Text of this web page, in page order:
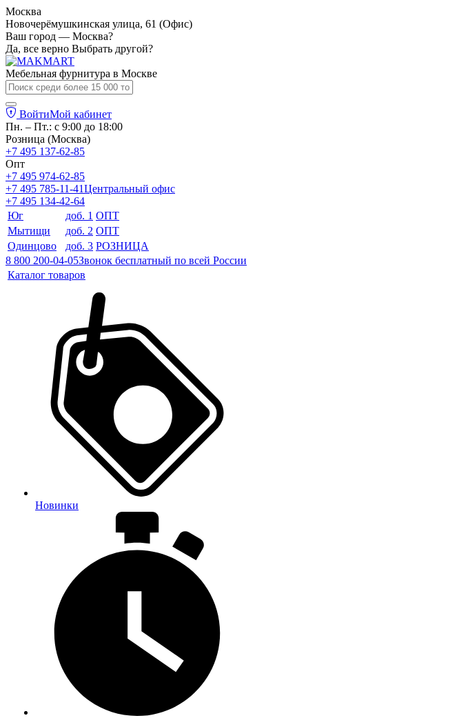
Москва
Новочерёмушкинская улица, 61 (Офис)
Ваш город — Москва?
Да, все верно Выбрать другой?
Мебельная фурнитура в Москве
ВойтиМой кабинет
Пн. – Пт.: с 9:00 до 18:00
Розница (Москва)
+7 495 137-62-85
Опт
+7 495 974-62-85
+7 495 785-11-41Центральный офис
+7 495 134-42-64
Юг
доб. 1 ОПТ
Мытищи
доб. 2 ОПТ
Одинцово
доб. 3 РОЗНИЦА
8 800 200-04-05Звонок бесплатный по всей России
Каталог товаров
Новинки